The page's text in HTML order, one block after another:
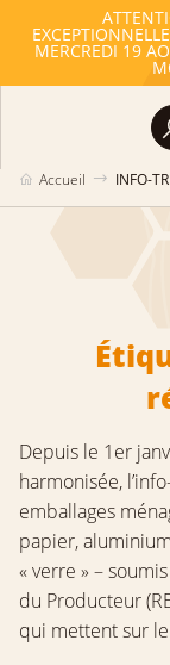
MERCREDI 19
Accueil INFO-
Depuis le 1er
harmonisée,
emballages
papier,
« verre » –
du Producteur
qui mettent sur